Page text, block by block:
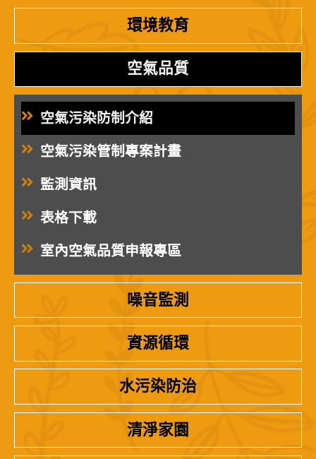
環境教育
空氣品質
空氣污染防制介紹
空氣污染管制專案計畫
監測資訊
表格下載
室內空氣品質申報專區
噪音監測
資源循環
水污染防治
清淨家園